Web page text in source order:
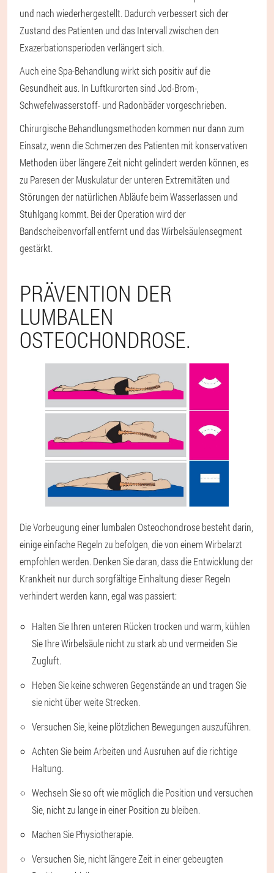
und nach wiederhergestellt. Dadurch verbessert sich der
Zustand des Patienten und das Intervall zwischen den
Exazerbationsperioden verlängert sich.
Auch eine Spa-Behandlung wirkt sich positiv auf die
Gesundheit aus. In Luftkurorten sind Jod-Brom-,
Schwefelwasserstoff- und Radonbäder vorgeschrieben.
Chirurgische Behandlungsmethoden kommen nur dann zum
Einsatz, wenn die Schmerzen des Patienten mit konservativen
Methoden über längere Zeit nicht gelindert werden können, es
zu Paresen der Muskulatur der unteren Extremitäten und
Störungen der natürlichen Abläufe beim Wasserlassen und
Stuhlgang kommt. Bei der Operation wird der
Bandscheibenvorfall entfernt und das Wirbelsäulensegment
gestärkt.
PRÄVENTION DER
LUMBALEN
OSTEOCHONDROSE.
Die Vorbeugung einer lumbalen Osteochondrose besteht darin,
einige einfache Regeln zu befolgen, die von einem Wirbelarzt
empfohlen werden. Denken Sie daran, dass die Entwicklung der
Krankheit nur durch sorgfältige Einhaltung dieser Regeln
verhindert werden kann, egal was passiert:
Halten Sie Ihren unteren Rücken trocken und warm, kühlen
Sie Ihre Wirbelsäule nicht zu stark ab und vermeiden Sie
Zugluft.
Heben Sie keine schweren Gegenstände an und tragen Sie
sie nicht über weite Strecken.
Versuchen Sie, keine plötzlichen Bewegungen auszuführen.
Achten Sie beim Arbeiten und Ausruhen auf die richtige
Haltung.
Wechseln Sie so oft wie möglich die Position und versuchen
Sie, nicht zu lange in einer Position zu bleiben.
Machen Sie Physiotherapie.
Versuchen Sie, nicht längere Zeit in einer gebeugten